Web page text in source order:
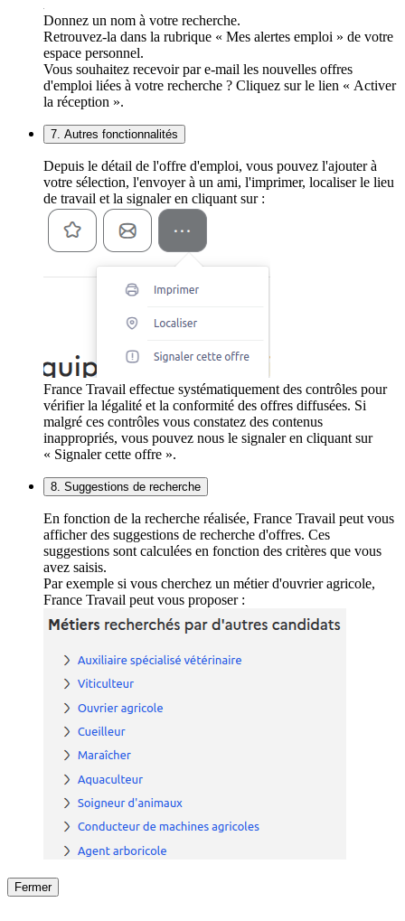
Donnez un nom à votre recherche.
Retrouvez-la dans la rubrique « Mes alertes emploi » de votre
espace personnel.
Vous souhaitez recevoir par e-mail les nouvelles offres
d'emploi liées à votre recherche ? Cliquez sur le lien « Activer
la réception ».
7. Autres fonctionnalités
Depuis le détail de l'offre d'emploi, vous pouvez l'ajouter à
votre sélection, l'envoyer à un ami, l'imprimer, localiser le lieu
de travail et la signaler en cliquant sur :
France Travail effectue systématiquement des contrôles pour
vérifier la légalité et la conformité des offres diffusées. Si
malgré ces contrôles vous constatez des contenus
inappropriés, vous pouvez nous le signaler en cliquant sur
« Signaler cette offre ».
8. Suggestions de recherche
En fonction de la recherche réalisée, France Travail peut vous
afficher des suggestions de recherche d'offres. Ces
suggestions sont calculées en fonction des critères que vous
avez saisis.
Par exemple si vous cherchez un métier d'ouvrier agricole,
France Travail peut vous proposer :
Fermer